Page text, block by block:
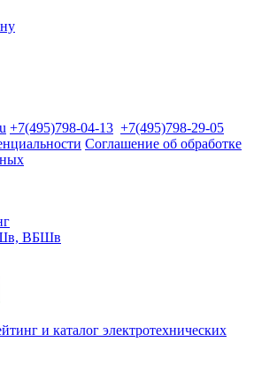
+7(495)798-04-13 +7(495)798-29-05
Соглашение об обработке
ВБШв